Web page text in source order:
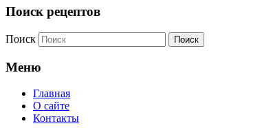
Поиск рецептов
Поиск
Меню
Главная
О сайте
Контакты